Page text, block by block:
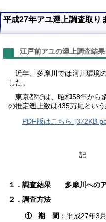
平成27年アユ遡上調査取り
江戸前アユの遡上調査結
近年、多摩川では河川環境
した。
東京都では、昭和58年から
の推定遡上数は435万尾とい
PDF版はこちら [372KB
記
１．調査結果 多摩川へのア
２．調査方法
① 期 間 ：平成27年3